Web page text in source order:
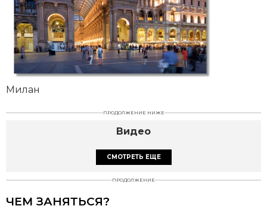
Милан
ПРОДОЛЖЕНИЕ НИЖЕ
Видео
СМОТРЕТЬ ЕЩЕ
ПРОДОЛЖЕНИЕ
ЧЕМ ЗАНЯТЬСЯ?